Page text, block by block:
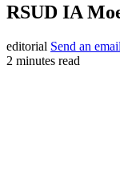
RSUD IA
editorial Send an email
2 minutes read